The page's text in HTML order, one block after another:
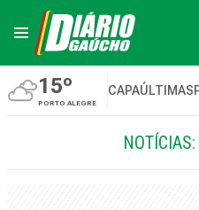
15º
PORTO ALEGRE
CAPAÚLTIMAS
NOTÍCIAS: